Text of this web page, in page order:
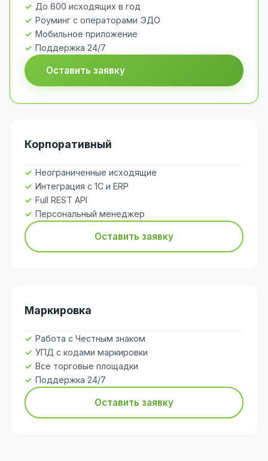
До 600 исходящих в год
Роуминг с операторами ЭДО
Мобильное приложение
Поддержка 24/7
Оставить заявку
Корпоративный
Неограниченные исходящие
Интеграция с 1С и ERP
Full REST API
Персональный менеджер
Оставить заявку
Маркировка
Работа с Честным знаком
УПД с кодами маркировки
Все торговые площадки
Поддержка 24/7
Оставить заявку